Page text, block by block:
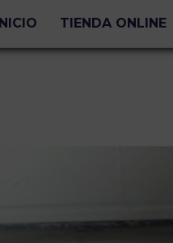
INICIO TIENDA ONLINE